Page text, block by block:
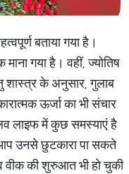
बताया गया है।
गया है। वहीं, ज्योतिष
शास्त्र के अनुसार, गुलाब
ऊर्जा का भी संचार
लाइफ में कुछ समस्याएं है
उनसे छुटकारा पा सकते
की शुरुआत भी हो चुकी